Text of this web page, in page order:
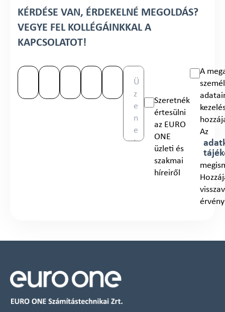
KÉRDÉSE VAN, ÉRDEKELNÉ MEGOLDÁS?
VEGYE FEL KOLLÉGÁINKKAL A
KAPCSOLATOT!
Szeretnék
értesülni
az EURO
ONE
üzleti és
szakmai
híreiről
A
Az